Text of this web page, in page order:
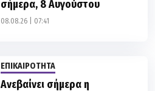
θερμοκρασία - Έως τους 39
βαθμούς το θερμόμετρο